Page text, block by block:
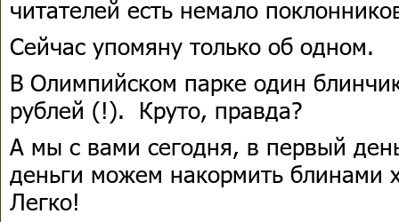
читателей есть немало
Сейчас упомяну только об одном.
В Олимпийском парке один
рублей (!). Круто, правда?
А мы с вами сегодня, в первый
деньги можем накормить
Легко!